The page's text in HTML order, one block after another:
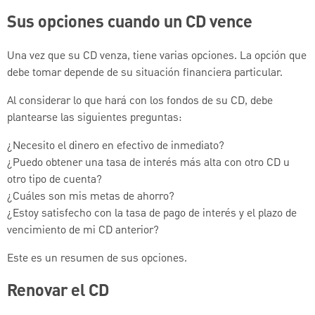
Sus opciones cuando un CD vence
Una vez que su CD venza, tiene varias opciones. La opción que
debe tomar depende de su situación financiera particular.
Al considerar lo que hará con los fondos de su CD, debe
plantearse las siguientes preguntas:
¿Necesito el dinero en efectivo de inmediato?
¿Puedo obtener una tasa de interés más alta con otro CD u
otro tipo de cuenta?
¿Cuáles son mis metas de ahorro?
¿Estoy satisfecho con la tasa de pago de interés y el plazo de
vencimiento de mi CD anterior?
Este es un resumen de sus opciones.
Renovar el CD